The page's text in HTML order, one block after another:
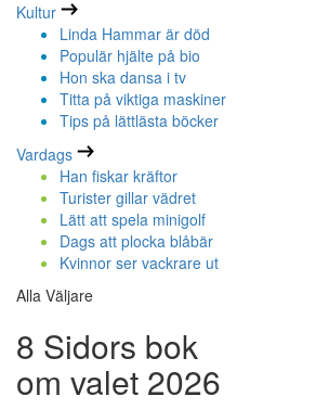
Kultur
Linda Hammar är död
Populär hjälte på bio
Hon ska dansa i tv
Titta på viktiga maskiner
Tips på lättlästa böcker
Vardags
Han fiskar kräftor
Turister gillar vädret
Lätt att spela minigolf
Dags att plocka blåbär
Kvinnor ser vackrare ut
Alla Väljare
8 Sidors bok
om valet 2026